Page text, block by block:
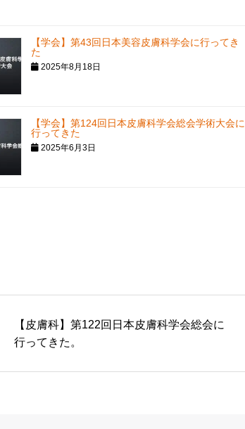
【学会】第43回日本美容皮膚科学会に行ってき
た
2025年8月18日
【学会】第124回日本皮膚科学会総会学術大会に
行ってきた
2025年6月3日
【皮膚科】第122回日本皮膚科学会総会に
行ってきた。